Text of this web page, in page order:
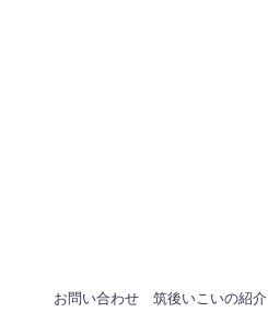
お問い合わせ 筑後いこいの紹介